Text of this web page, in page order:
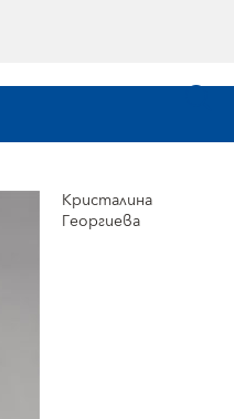
Кристалина
Георгиева